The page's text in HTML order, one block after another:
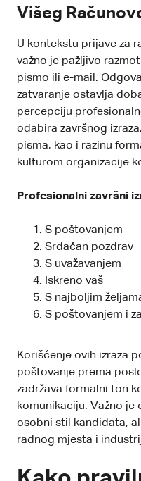
Višeg
U kontekstu prijave za
važno je pažljivo
pismo ili e-mail.
zatvaranje ostavlja
percepciju
odabira završnog
pisma, kao i razinu
kulturom organizacije
Profesionalni završni
S poštovanjem
Srdačan pozdrav
S uvažavanjem
Iskreno vaš
S najboljim
S poštovanjem i
Korišćenje ovih izraza
poštovanje prema
zadržava formalni ton
komunikaciju. Važno je
osobni stil kandidata,
radnog mjesta i